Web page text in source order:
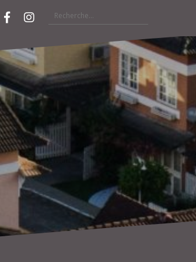
FacebookInstagram
Rechercher :